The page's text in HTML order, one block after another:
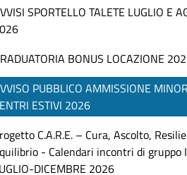
SPORTELLO TALETE LUGLIO E
BONUS LOCAZIONE
PUBBLICO AMMISSIONE
ESTIVI 2026
C.A.R.E. – Cura, Ascolto,
- Calendari incontri di gruppo
DICEMBRE 2026